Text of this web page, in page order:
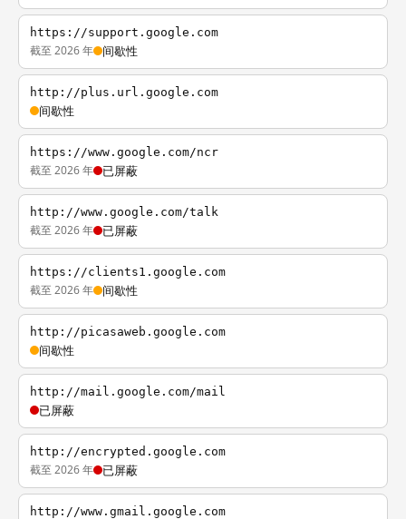
https://support.google.com
截至 2026 年 间歇性
http://plus.url.google.com
间歇性
https://www.google.com/ncr
截至 2026 年 已屏蔽
http://www.google.com/talk
截至 2026 年 已屏蔽
https://clients1.google.com
截至 2026 年 间歇性
http://picasaweb.google.com
间歇性
http://mail.google.com/mail
已屏蔽
http://encrypted.google.com
截至 2026 年 已屏蔽
http://www.gmail.google.com